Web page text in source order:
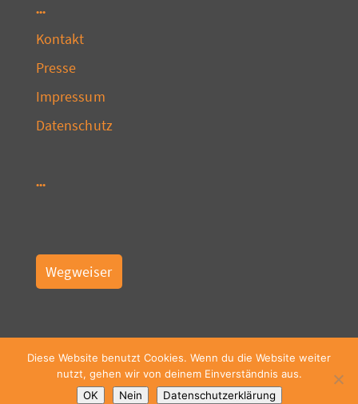
Kontakt
Presse
Impressum
Datenschutz
Wegweiser
Diese Website benutzt Cookies. Wenn du die Website weiter
nutzt, gehen wir von deinem Einverständnis aus.
OK
Nein Datenschutzerklärung